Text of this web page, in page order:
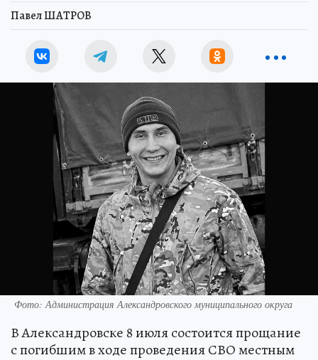
Павел ШАТРОВ
Фото: Администрация Александровского муниципального округа
В Александровске 8 июля состоится прощание
с погибшим в ходе проведения СВО местным